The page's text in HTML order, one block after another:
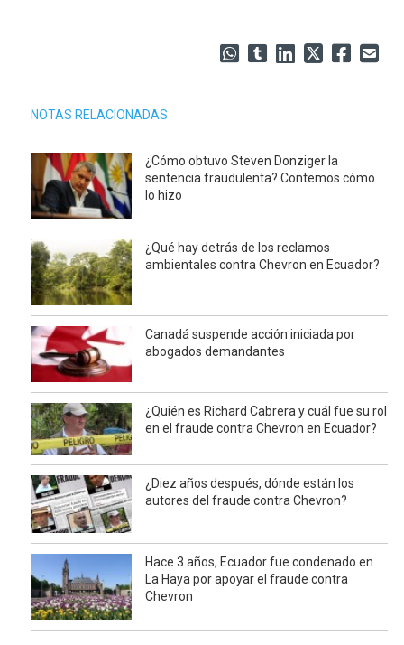
NOTAS RELACIONADAS
¿Cómo obtuvo Steven Donziger la
sentencia fraudulenta? Contemos cómo
lo hizo
¿Qué hay detrás de los reclamos
ambientales contra Chevron en Ecuador?
Canadá suspende acción iniciada por
abogados demandantes
¿Quién es Richard Cabrera y cuál fue su rol
en el fraude contra Chevron en Ecuador?
¿Diez años después, dónde están los
autores del fraude contra Chevron?
Hace 3 años, Ecuador fue condenado en
La Haya por apoyar el fraude contra
Chevron